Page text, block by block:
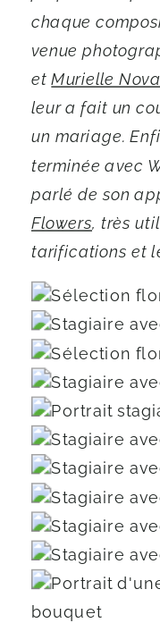
chaque
venue
etMurielle
leur a fait un
un mariage.
terminée avec
parlé de son
Flowers, très
tarifications et